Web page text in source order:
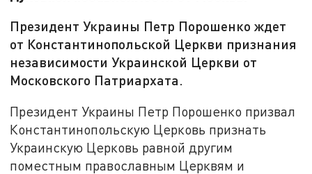
Президент Украины Петр Порошенко ждет
от Константинопольской Церкви признания
независимости Украинской Церкви от
Московского Патриархата.
Президент Украины Петр Порошенко призвал
Константинопольскую Церковь признать
Украинскую Церковь равной другим
поместным православным Церквям и